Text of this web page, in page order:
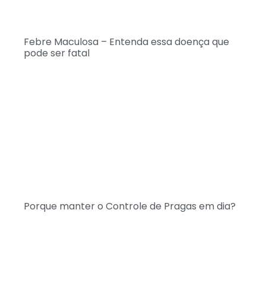
Febre Maculosa – Entenda essa doença que
pode ser fatal
Porque manter o Controle de Pragas em dia?